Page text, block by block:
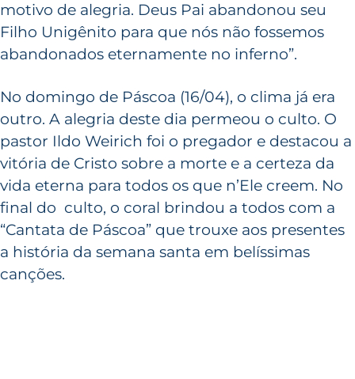
motivo de alegria. Deus Pai abandonou seu
Filho Unigênito para que nós não fossemos
abandonados eternamente no inferno”.
No domingo de Páscoa (16/04), o clima já era
outro. A alegria deste dia permeou o culto. O
pastor Ildo Weirich foi o pregador e destacou a
vitória de Cristo sobre a morte e a certeza da
vida eterna para todos os que n’Ele creem. No
final do culto, o coral brindou a todos com a
“Cantata de Páscoa” que trouxe aos presentes
a história da semana santa em belíssimas
canções.